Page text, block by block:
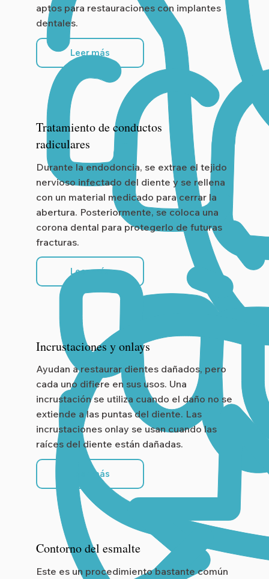
aptos para restauraciones con implantes
dentales.
Leer más
Tratamiento de conductos
radiculares
Durante la endodoncia, se extrae el tejido
nervioso infectado del diente y se rellena
con un material medicado para cerrar la
abertura. Posteriormente, se coloca una
corona dental para protegerlo de futuras
fracturas.
Leer más
Incrustaciones y onlays
Ayudan a restaurar dientes dañados, pero
cada uno difiere en sus usos. Una
incrustación se utiliza cuando el daño no se
extiende a las puntas del diente. Las
incrustaciones onlay se usan cuando las
raíces del diente están dañadas.
Leer más
Contorno del esmalte
Este es un procedimiento bastante común